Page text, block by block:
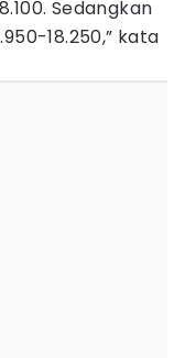
Sedangkan
18.250,” kata